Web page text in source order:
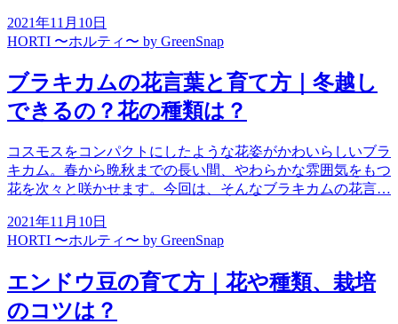
2021年11月10日
HORTI 〜ホルティ〜 by GreenSnap
ブラキカムの花言葉と育て方｜冬越し
できるの？花の種類は？
コスモスをコンパクトにしたような花姿がかわいらしいブラ
キカム。春から晩秋までの長い間、やわらかな雰囲気をもつ
花を次々と咲かせます。今回は、そんなブラキカムの花言…
2021年11月10日
HORTI 〜ホルティ〜 by GreenSnap
エンドウ豆の育て方｜花や種類、栽培
のコツは？